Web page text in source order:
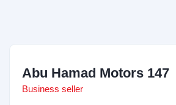
Abu Hamad Motors 147
Business seller